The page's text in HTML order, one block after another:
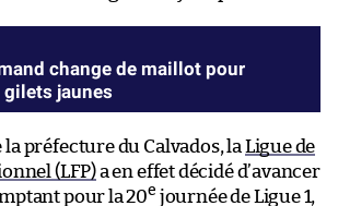
change de maillot pour
jaunes
la préfecture du Calvados, la Ligue de
(LFP)a en effet décidé d’avancer
pour la 20e journée de Ligue 1,